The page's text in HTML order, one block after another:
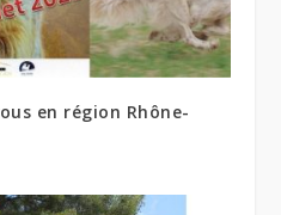
en région Rhône-